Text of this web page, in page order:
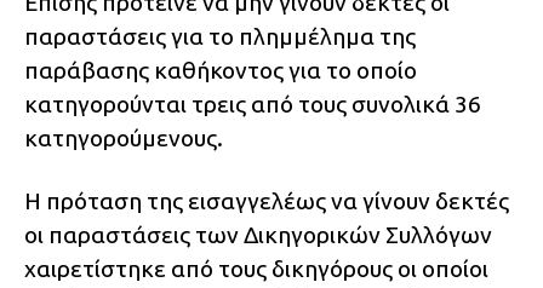
παραστάσεις για το πλημμέλημα της
παράβασης καθήκοντος για το οποίο
κατηγορούνται τρεις από τους συνολικά 36
κατηγορούμενους.
Η πρόταση της εισαγγελέως να γίνουν δεκτές
οι παραστάσεις των Δικηγορικών Συλλόγων
χαιρετίστηκε από τους δικηγόρους οι οποίοι